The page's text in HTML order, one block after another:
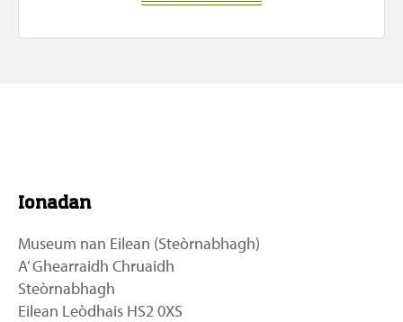
Ionadan
Museum nan Eilean (Steòrnabhagh)
A’ Ghearraidh Chruaidh
Steòrnabhagh
Eilean Leòdhais HS2 0XS